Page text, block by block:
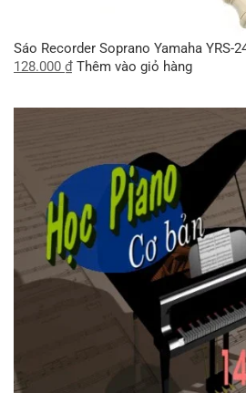
Sáo Recorder Soprano Yamaha YRS-
128.000 ₫ Thêm vào giỏ hàng